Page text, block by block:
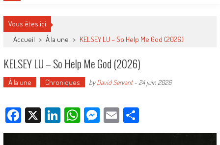
Vous êtes ici
Accueil > À la une > KELSEY LU – So Help Me God (2026)
KELSEY LU – So Help Me God (2026)
À la une Chroniques byDavid Servant- 24 juin 2026
Facebook
X LinkedIn
WhatsApp
Messenger
EmailPartager